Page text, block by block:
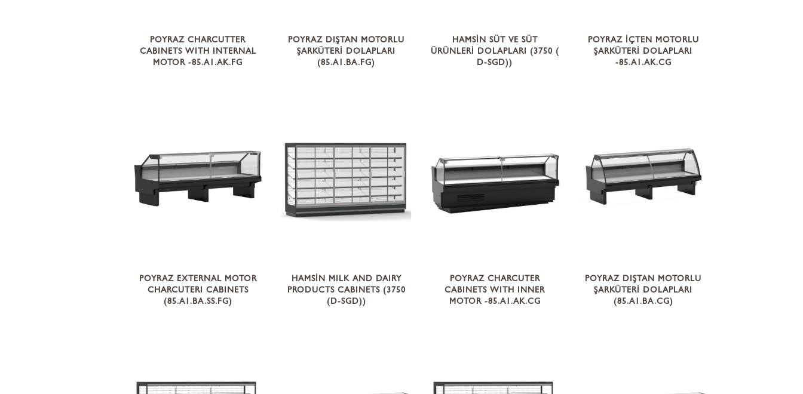
POYRAZ CHARCUTTER
CABINETS WITH INTERNAL
MOTOR -85.A1.AK.FG
POYRAZ DIŞTAN MOTORLU
ŞARKÜTERİ DOLAPLARI
(85.A1.BA.FG)
HAMSİN SÜT VE SÜT
ÜRÜNLERİ DOLAPLARI (3750 (
D-SGD))
POYRAZ İÇTEN MOTORLU
ŞARKÜTERİ DOLAPLARI
-85.A1.AK.CG
POYRAZ EXTERNAL MOTOR
CHARCUTERI CABINETS
(85.A1.BA.SS.FG)
HAMSİN MILK AND DAIRY
PRODUCTS CABINETS (3750
(D-SGD))
POYRAZ CHARCUTER
CABINETS WITH INNER
MOTOR -85.A1.AK.CG
POYRAZ DIŞTAN MOTORLU
ŞARKÜTERİ DOLAPLARI
(85.A1.BA.CG)